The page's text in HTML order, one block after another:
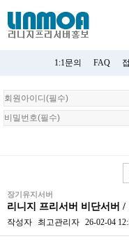
1:1문의 FAQ
회
원
로
장기유지서버
리니지 프리서버 비단서버
작성자 최고관리자 26-02-04